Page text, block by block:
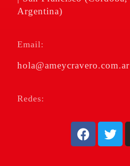
Argentina)
Email:
hola@ameycravero.com.ar
Redes: